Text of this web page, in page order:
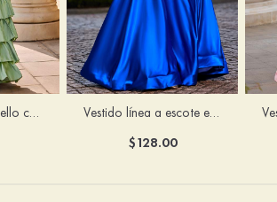
Vestido línea a cuello cuadrado tafetán hasta el suelo vestido de graduación con volantes Vestido línea a escote en v tela charmeuse hasta el suelo vestido de graduación
$128.00